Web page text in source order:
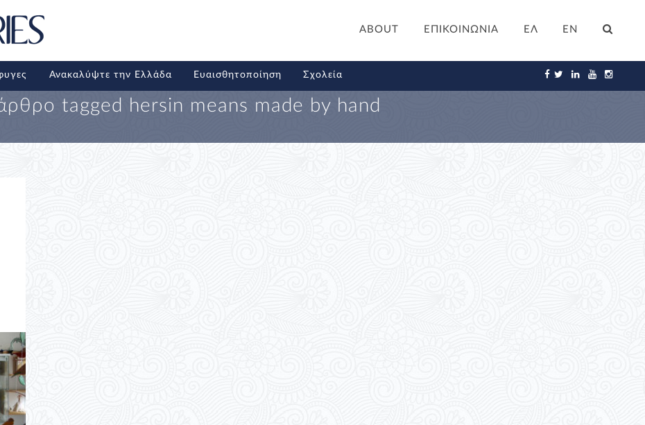
ABOUT ΕΠΙΚΟΙΝΩΝΙΑ ΕΛ EN
Ανακαλύψτε την Ελλάδα Ευαισθητοποίηση Σχολεία
tagged hersin means made by hand